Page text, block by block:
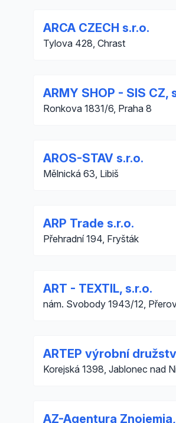
ARCA CZECH s.r.o.
Tylova 428, Chrast
ARMY SHOP - SIS CZ,
Ronkova 1831/6, Praha 8
AROS-STAV s.r.o.
Mělnická 63, Libiš
ARP Trade s.r.o.
Přehradní 194, Fryšták
ART - TEXTIL, s.r.o.
nám. Svobody 1943/12,
ARTEP výrobní
Korejská 1398, Jablonec nad
AZ-Agentura